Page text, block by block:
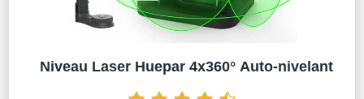
Niveau Laser Huepar 4x360° Auto-nivelant